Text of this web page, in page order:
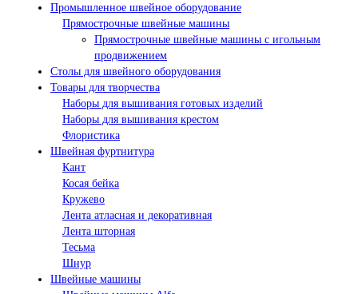
Промышленное швейное оборудование
Прямострочные швейные машины
Прямострочные швейные машины с игольным
продвижением
Столы для швейного оборудования
Товары для творчества
Наборы для вышивания готовых изделий
Наборы для вышивания крестом
Флористика
Швейная фуртнитура
Кант
Косая бейка
Кружево
Лента aтласная и декоративная
Лента шторная
Тесьма
Шнур
Швейные машины